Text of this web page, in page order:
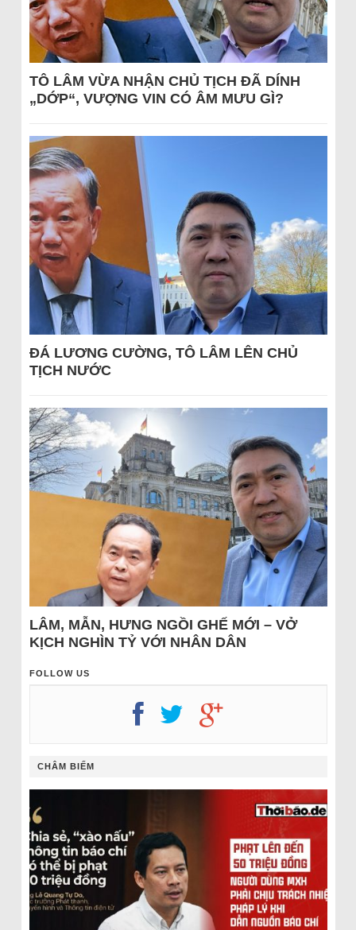
TÔ LÂM VỪA NHẬN CHỦ TỊCH ĐÃ DÍNH
„DỚP“, VƯỢNG VIN CÓ ÂM MƯU GÌ?
ĐÁ LƯƠNG CƯỜNG, TÔ LÂM LÊN CHỦ
TỊCH NƯỚC
LÂM, MẪN, HƯNG NGỒI GHẾ MỚI – VỞ
KỊCH NGHÌN TỶ VỚI NHÂN DÂN
FOLLOW US
CHÂM BIẾM